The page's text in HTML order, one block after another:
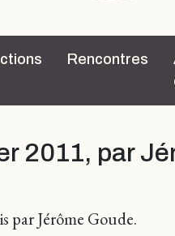
Rencontres
2011, par
par Jérôme Goude.